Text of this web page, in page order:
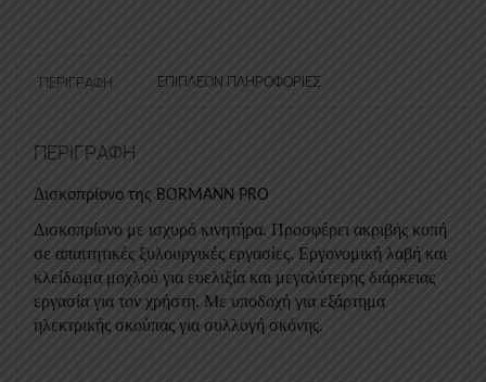
ΠΕΡΙΓΡΑΦΉ ΕΠΙΠΛΈΟΝ ΠΛΗΡΟΦΟΡΊΕΣ
ΠΕΡΙΓΡΑΦΉ
Δισκοπρίονο της BORMANN PRO
Δισκοπρίονο με ισχυρό κινητήρα. Προσφέρει ακριβής κοπή
σε απαιτητικές ξυλουργικές εργασίες. Εργονομική λαβή και
κλείδωμα μοχλού για ευελιξία και μεγαλύτερης διάρκειας
εργασία για τον χρήστη. Με υποδοχή για εξάρτημα
ηλεκτρικής σκούπας για συλλογή σκόνης.